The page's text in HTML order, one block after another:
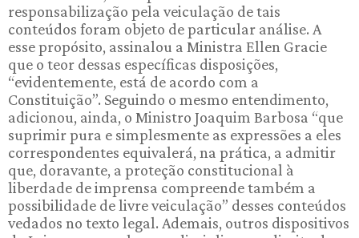
responsabilização pela veiculação de tais
conteúdos foram objeto de particular análise. A
esse propósito, assinalou a Ministra Ellen Gracie
que o teor dessas específicas disposições,
“evidentemente, está de acordo com a
Constituição”. Seguindo o mesmo entendimento,
adicionou, ainda, o Ministro Joaquim Barbosa “que
suprimir pura e simplesmente as expressões a eles
correspondentes equivalerá, na prática, a admitir
que, doravante, a proteção constitucional à
liberdade de imprensa compreende também a
possibilidade de livre veiculação” desses conteúdos
vedados no texto legal. Ademais, outros dispositivos